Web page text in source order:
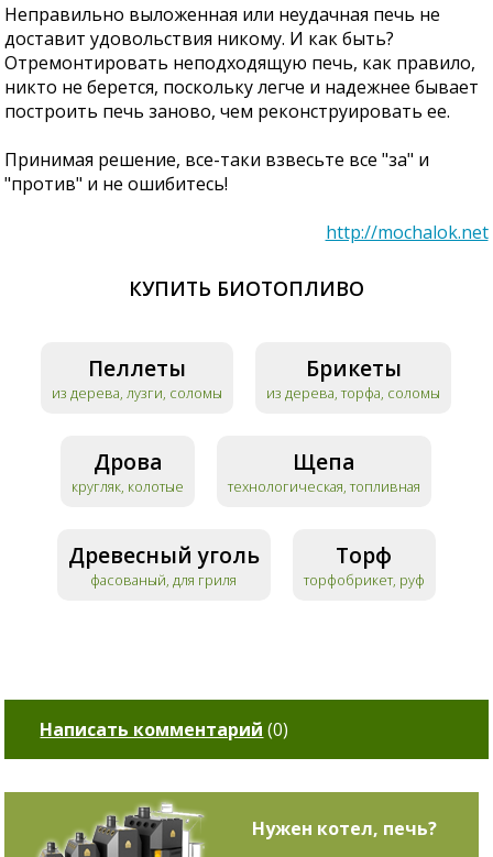
Неправильно выложенная или неудачная печь не
доставит удовольствия никому. И как быть?
Отремонтировать неподходящую печь, как правило,
никто не берется, поскольку легче и надежнее бывает
построить печь заново, чем реконструировать ее.
Принимая решение, все-таки взвесьте все "за" и
"против" и не ошибитесь!
http://mochalok.net
КУПИТЬ БИОТОПЛИВО
Пеллеты
из дерева, лузги, соломы
Брикеты
из дерева, торфа, соломы
Дрова
кругляк, колотые
Щепа
технологическая, топливная
Древесный уголь
фасованый, для гриля
Торф
торфобрикет, руф
Написать комментарий (0)
Нужен котел, печь?